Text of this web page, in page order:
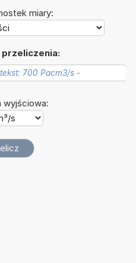
miary:
wyjściowa: